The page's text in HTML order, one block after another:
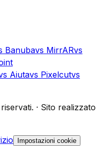
Banubavs MirrARvs
Aiutavs Pixelcutvs
· Sito realizzato
Impostazioni cookie